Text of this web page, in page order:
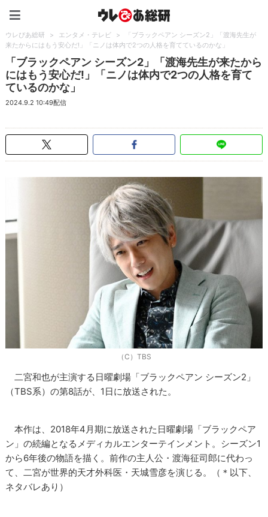
ウレぴあ総研 > エンタメ・テレビ >
「ブラックペアン シーズン2」「渡海先生が
来たからにはもう安心だ!」「ニノは体内で2つの人格を育てているのかな」
「ブラックペアン シーズン2」「渡海先生が来たから
にはもう安心だ!」「ニノは体内で2つの人格を育て
ているのかな」
2024.9.2 10:49配信
（C）TBS
二宮和也が主演する日曜劇場「ブラックペアン シーズン2」
（TBS系）の第8話が、1日に放送された。
本作は、2018年4月期に放送された日曜劇場「ブラックペア
ン」の続編となるメディカルエンターテインメント。シーズン1
から6年後の物語を描く。前作の主人公・渡海征司郎に代わっ
て、二宮が世界的天才外科医・天城雪彦を演じる。（＊以下、
ネタバレあり）